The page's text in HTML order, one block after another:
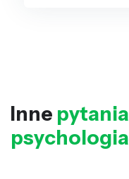
Inne pytania
psychologia